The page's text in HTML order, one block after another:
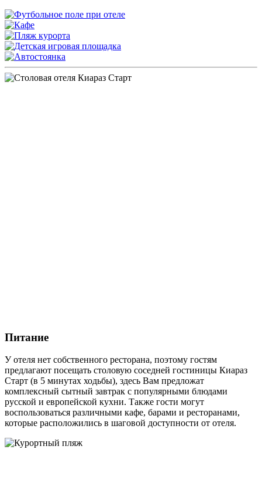
Питание
У отеля нет собственного ресторана, поэтому гостям
предлагают посещать столовую соседней гостиницы Киараз
Старт (в 5 минутах ходьбы), здесь Вам предложат
комплексный сытный завтрак с популярными блюдами
русской и европейской кухни. Также гости могут
воспользоваться различными кафе, барами и ресторанами,
которые расположились в шаговой доступности от отеля.